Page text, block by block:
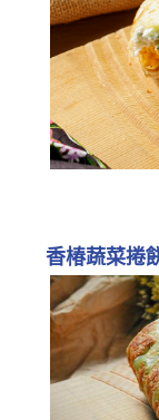
香椿蔬菜捲